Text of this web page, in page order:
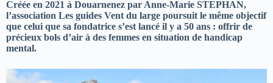
Créée en 2021 à Douarnenez par Anne-Marie STEPHAN,
l’association Les guides Vent du large poursuit le même objectif
que celui que sa fondatrice s’est lancé il y a 50 ans : offrir de
précieux bols d’air à des femmes en situation de handicap
mental.